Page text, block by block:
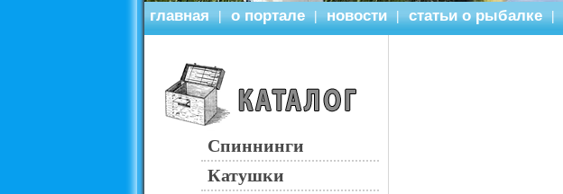
главная | о портале | новости | статьи о рыбалке |
Спиннинги
Катушки